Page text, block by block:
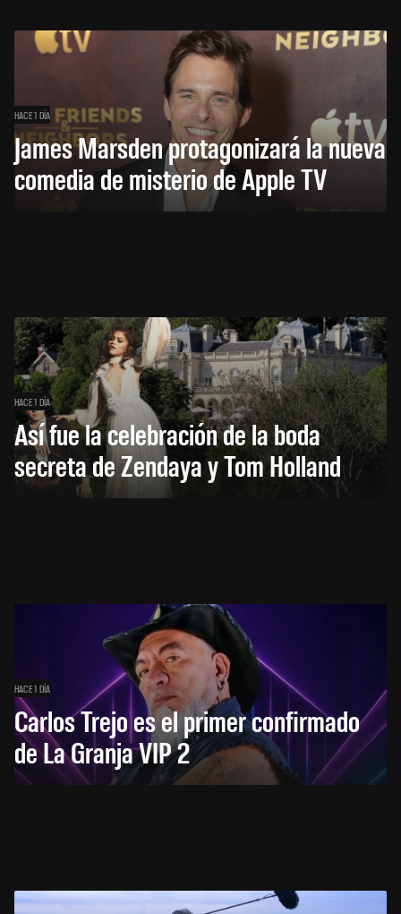
HACE 1 DÍA
James Marsden protagonizará la nueva
comedia de misterio de Apple TV
HACE 1 DÍA
Así fue la celebración de la boda
secreta de Zendaya y Tom Holland
HACE 1 DÍA
Carlos Trejo es el primer confirmado
de La Granja VIP 2